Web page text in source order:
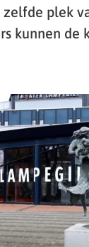
zelfde plek
kunnen de